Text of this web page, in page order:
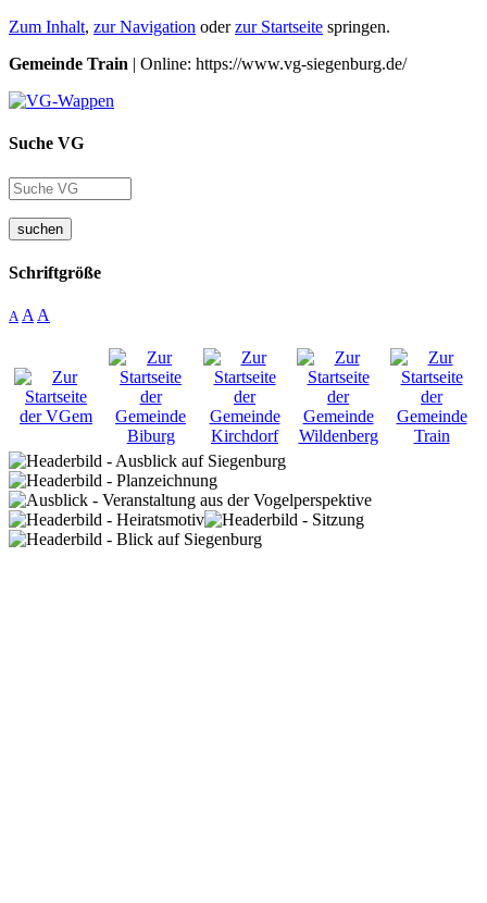
Zum Inhalt, zur Navigation oderzur Startseite springen.
Gemeinde Train | Online: https://www.vg-siegenburg.de/
Suche VG
suchen
Schriftgröße
A A A